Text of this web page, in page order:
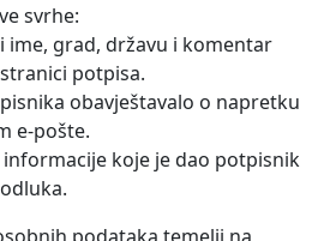
svrhe:
ime, grad, državu i komentar
potpisa.
obavještavalo o napretku
e-pošte.
informacije koje je dao potpisnik